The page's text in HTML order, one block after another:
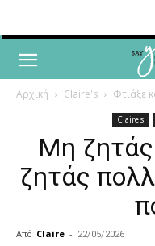
Αρχική Claire's Φτιάξε
Claire's
Μη ζητάς
ζητάς
Από Claire - 22/05/2026